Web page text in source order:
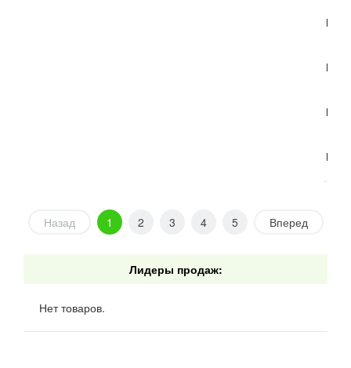
Назад 1 2 3 4 5 Вперед
Лидеры продаж:
Нет товаров.